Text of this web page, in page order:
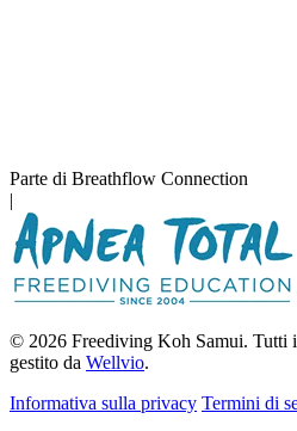
Parte di Breathflow Connection
|
© 2026 Freediving Koh Samui. Tutti
gestito da Wellvio.
Informativa sulla privacy Termini di